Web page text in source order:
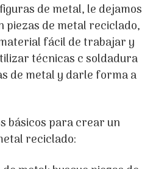
de metal, le dejamos
piezas de metal reciclado,
fácil de trabajar y
técnicas c soldadura
de metal y darle forma a
básicos para crear un
reciclado: